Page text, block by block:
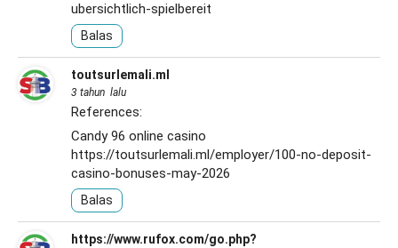
ubersichtlich-spielbereit
Balas
toutsurlemali.ml
3 tahun lalu
References:
Candy 96 online casino
https://toutsurlemali.ml/employer/100-no-deposit-
casino-bonuses-may-2026
Balas
https://www.rufox.com/go.php?